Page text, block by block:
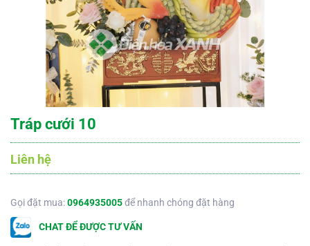
Tráp cưới 10
Liên hệ
Gọi đặt mua:0964935005để nhanh chóng đặt hàng
CHAT ĐỂ ĐƯỢC TƯ VẤN